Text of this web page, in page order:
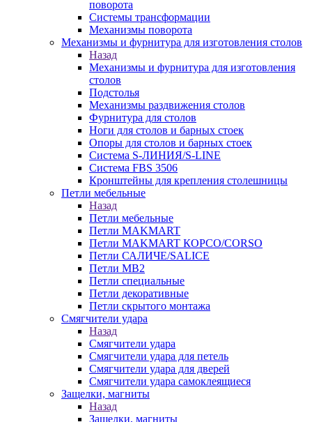
поворота
Системы трансформации
Механизмы поворота
Механизмы и фурнитура для изготовления столов
Назад
Механизмы и фурнитура для изготовления
столов
Подстолья
Механизмы раздвижения столов
Фурнитура для столов
Ноги для столов и барных стоек
Опоры для столов и барных стоек
Система S-ЛИНИЯ/S-LINE
Система FBS 3506
Кронштейны для крепления столешницы
Петли мебельные
Назад
Петли мебельные
Петли MAKMART
Петли MAKMART КОРСО/CORSO
Петли САЛИЧЕ/SALICE
Петли MB2
Петли специальные
Петли декоративные
Петли скрытого монтажа
Смягчители удара
Назад
Смягчители удара
Смягчители удара для петель
Смягчители удара для дверей
Cмягчители удара самоклеящиеся
Защелки, магниты
Назад
Защелки, магниты